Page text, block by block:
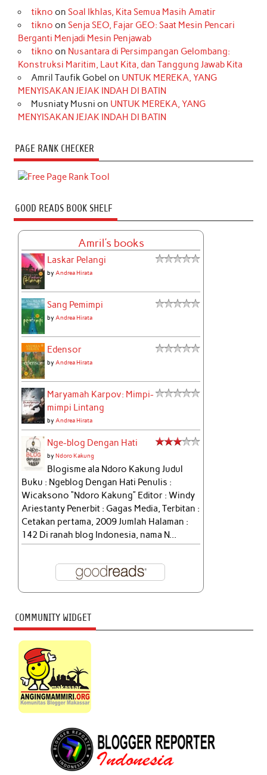
tikno on Soal Ikhlas, Kita Semua Masih Amatir
tikno on Senja SEO, Fajar GEO: Saat Mesin Pencari
Berganti Menjadi Mesin Penjawab
tikno on Nusantara di Persimpangan Gelombang:
Konstruksi Maritim, Laut Kita, dan Tanggung Jawab Kita
Amril Taufik Gobel on UNTUK MEREKA, YANG
MENYISAKAN JEJAK INDAH DI BATIN
Musniaty Musni on UNTUK MEREKA, YANG
MENYISAKAN JEJAK INDAH DI BATIN
PAGE RANK CHECKER
GOOD READS BOOK SHELF
Amril's books
Laskar Pelangi
byAndrea Hirata
Sang Pemimpi
byAndrea Hirata
Edensor
byAndrea Hirata
Maryamah Karpov: Mimpi-
mimpi Lintang
byAndrea Hirata
Nge-blog Dengan Hati
byNdoro Kakung
Blogisme ala Ndoro Kakung Judul
Buku : Ngeblog Dengan Hati Penulis :
Wicaksono “Ndoro Kakung” Editor : Windy
Ariestanty Penerbit : Gagas Media, Terbitan :
Cetakan pertama, 2009 Jumlah Halaman :
142 Di ranah blog Indonesia, nama N...
COMMUNITY WIDGET